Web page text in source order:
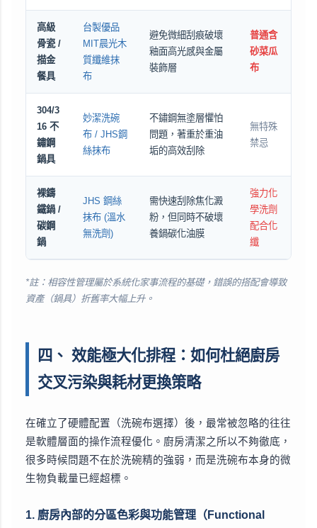
高級
骨瓷 /
描金
餐具
台製優品
MIT晨光木
質纖維抹
布
避免微細刮痕破壞
釉面高光感與金屬
裝飾層
普通含
砂菜瓜
布
304/3
16 不
鏽鋼
鍋具
妙潔洗碗
布 / JHS鋼
絲抹布
不鏽鋼無塗層懼怕
問題，著重於重油
垢的高效刮除
無特殊
禁忌
裸鑄
鐵鍋 /
碳鋼
鍋
JHS 鋼絲
抹布 (溫水
無洗劑)
需快速刮除焦化澱
粉，但同時不破壞
養鍋碳化油膜
強力化
學洗劑
配合化
纖
*註：相容性管理屬於系統化家事流程的基礎，錯誤的搭配會導致
資產（鍋具）折舊率大幅上升。
四、 效能極大化排程：如何杜絕廚房
交叉污染與耗材更換策略
在確立了硬體配置（洗碗布選擇）後，最常被忽略的往往
是軟體層面的操作流程優化。廚房清潔之所以不夠徹底，
很多時候問題不在於洗碗精的強弱，而是洗碗布本身的微
生物負載量已經超標。
1. 廚房內部的分區色彩與功能管理（Functional